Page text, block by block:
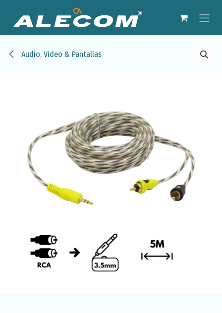
Audio, Video & Pantallas